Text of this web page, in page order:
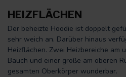
HEIZFLÄCHEN
Der beheizte Hoodie ist doppelt
sehr weich an. Darüber hinaus
Heizflächen. Zwei Heizbereiche am
Bauch und einer große am oberen
gesamten Oberkörper wunderbar.